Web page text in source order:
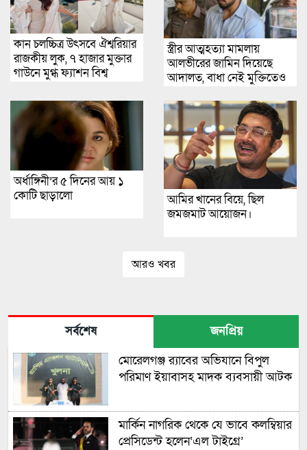
কান চলচ্চিত্র উৎসবে ঐশ্বরিয়ার
রাজকীয় লুক, ৭ হাজার মুক্তার
গাউনে মুগ্ধ ফ্যাশন বিশ্ব
স্ত্রীর আত্মহত্যা মামলায়
আলভীরের জামিন দিয়েছে
আদালত, বাধা নেই মুক্তিতেও
অর্ধাঙ্গিনী’র ৫ দিনের আয় ১
কোটি ছাড়ালো
আমির খানের বিয়ে, ছিল
জমজমাট আয়োজন।
আরও খবর
সর্বশেষ জনপ্রিয়
মোরেলগঞ্জ র‍্যাবের অভিযানে বিপুল
পরিমাণ ইয়াবাসহ মাদক ব্যবসায়ী আটক
মার্কিন নাগরিক থেকে যে ভাবে কলম্বিয়ার
প্রেসিডেন্ট হলেন‘এল টাইগ্রে’